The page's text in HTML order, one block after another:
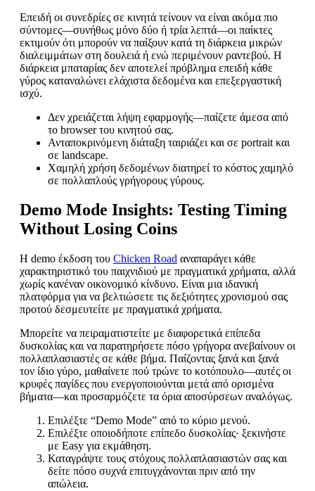
Επειδή οι συνεδρίες σε κινητά τείνουν να είναι ακόμα πιο
σύντομες—συνήθως μόνο δύο ή τρία λεπτά—οι παίκτες
εκτιμούν ότι μπορούν να παίξουν κατά τη διάρκεια μικρών
διαλειμμάτων στη δουλειά ή ενώ περιμένουν ραντεβού. Η
διάρκεια μπαταρίας δεν αποτελεί πρόβλημα επειδή κάθε
γύρος καταναλώνει ελάχιστα δεδομένα και επεξεργαστική
ισχύ.
Δεν χρειάζεται λήψη εφαρμογής—παίζετε άμεσα από
το browser του κινητού σας.
Ανταποκρινόμενη διάταξη ταιριάζει και σε portrait και
σε landscape.
Χαμηλή χρήση δεδομένων διατηρεί το κόστος χαμηλό
σε πολλαπλούς γρήγορους γύρους.
Demo Mode Insights: Testing Timing
Without Losing Coins
Η demo έκδοση του Chicken Road αναπαράγει κάθε
χαρακτηριστικό του παιχνιδιού με πραγματικά χρήματα, αλλά
χωρίς κανέναν οικονομικό κίνδυνο. Είναι μια ιδανική
πλατφόρμα για να βελτιώσετε τις δεξιότητες χρονισμού σας
προτού δεσμευτείτε με πραγματικά χρήματα.
Μπορείτε να πειραματιστείτε με διαφορετικά επίπεδα
δυσκολίας και να παρατηρήσετε πόσο γρήγορα ανεβαίνουν οι
πολλαπλασιαστές σε κάθε βήμα. Παίζοντας ξανά και ξανά
τον ίδιο γύρο, μαθαίνετε πού τρώνε το κοτόπουλο—αυτές οι
κρυφές παγίδες που ενεργοποιούνται μετά από ορισμένα
βήματα—και προσαρμόζετε τα όρια αποσύρσεων αναλόγως.
Επιλέξτε “Demo Mode” από το κύριο μενού.
Επιλέξτε οποιοδήποτε επίπεδο δυσκολίας· ξεκινήστε
με Easy για εκμάθηση.
Καταγράψτε τους στόχους πολλαπλασιαστών σας και
δείτε πόσο συχνά επιτυγχάνονται πριν από την
απώλεια.